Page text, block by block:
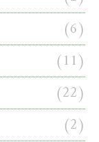
(6)
(11)
(22)
(2)